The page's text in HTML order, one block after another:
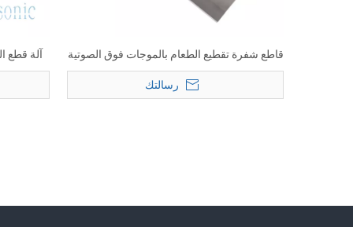
قاطع شفرة تقطيع الطعام بالموجات فوق الصوتية
لقطع الكعك والخبز
رسالتك
آلة قطع